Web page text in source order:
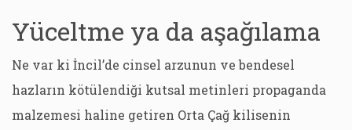
Yüceltme ya da aşağılama
Ne var ki İncil’de cinsel arzunun ve bendesel
hazların kötülendiği kutsal metinleri propaganda
malzemesi haline getiren Orta Çağ kilisenin